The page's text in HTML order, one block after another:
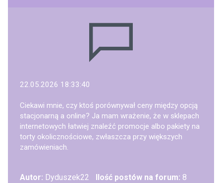
22.05.2026 18:33:40
Ciekawi mnie, czy ktoś porównywał ceny między opcją
stacjonarną a online? Ja mam wrażenie, że w sklepach
internetowych łatwiej znaleźć promocje albo pakiety na
torty okolicznościowe, zwłaszcza przy większych
zamówieniach.
Autor: Dyduszek22 Ilość postów na forum: 8